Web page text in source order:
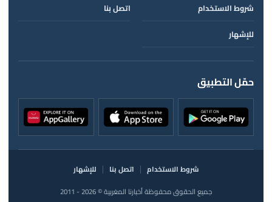
شروط الاستخدام
اتصل بنا
للإشهار
حمّل التطبيق
شروط الاستخدام اتصل بنا
للإشهار
جميع الحقوق محفوظة أخبارنا المغربية © 2026 - 2011